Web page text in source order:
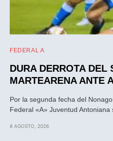
FEDERAL A
DURA DERROTA DEL
MARTEARENA ANTE
Por la segunda fecha del
Federal «A» Juventud Antoniana
8 AGOSTO, 2026